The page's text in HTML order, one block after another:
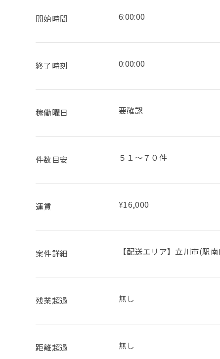
開始時間 6:00:00
終了時刻 0:00:00
稼働曜日 要確認
件数目安 ５１～７０件
運賃 ¥16,000
案件詳細 【配送エリア】立川市(駅
残業超過 無し
距離超過 無し